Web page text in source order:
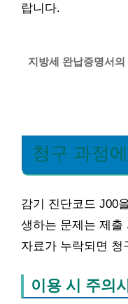
랍니다.
지방세 완납증명서
청구 과정
감기 진단코드 J00
생하는 문제는 제출
자료가 누락되면 청
이용 시 주의